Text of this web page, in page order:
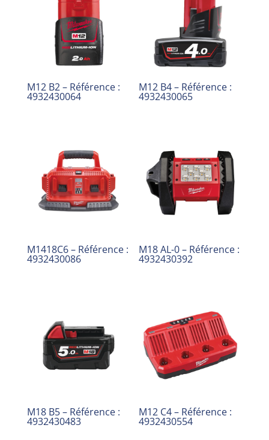
M12 B2 – Référence :
4932430064
M12 B4 – Référence :
4932430065
M1418C6 – Référence :
4932430086
M18 AL-0 – Référence :
4932430392
M18 B5 – Référence :
4932430483
M12 C4 – Référence :
4932430554